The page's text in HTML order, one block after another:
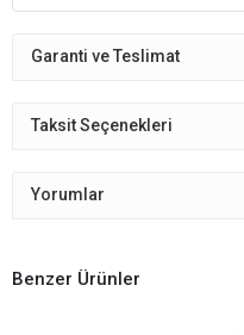
Garanti ve Teslimat
Taksit Seçenekleri
Yorumlar
Benzer Ürünler